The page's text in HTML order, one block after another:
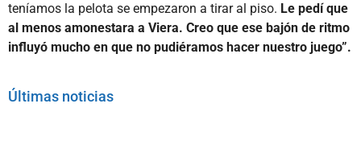
teníamos la pelota se empezaron a tirar al piso. Le pedí que
al menos amonestara a Viera. Creo que ese bajón de ritmo
influyó mucho en que no pudiéramos hacer nuestro juego”.
Últimas noticias